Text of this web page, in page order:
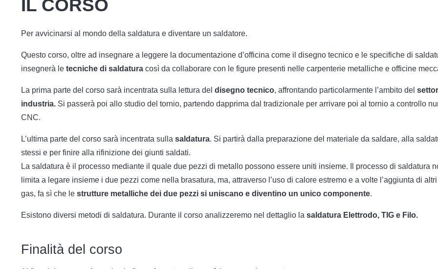
IL CORSO
Per avvicinarsi al mondo della saldatura e diventare un saldatore.
Questo corso, oltre ad insegnare a leggere la documentazione d’officina come il disegno tecnico e le specifiche di
insegnerà le tecniche di saldatura così da collaborare con le figure presenti nelle carpenterie metalliche e officine
La prima parte del corso sarà incentrata sulla lettura del disegno tecnico, affrontando particolarmente l’ambito del
industria. Si passerà poi allo studio del tornio, partendo dapprima dal tradizionale per arrivare poi al tornio a controllo
CNC.
L’ultima parte del corso sarà incentrata sulla saldatura. Si partirà dalla preparazione del materiale da saldare, alla
stessi e per finire alla rifinizione dei giunti saldati.
La saldatura è il processo mediante il quale due pezzi di metallo possono essere uniti insieme. Il processo di saldatura
limita a legare insieme i due pezzi come nella brasatura, ma, attraverso l’uso di calore estremo e a volte l’aggiunta di
gas, fa sì che le strutture metalliche dei due pezzi si uniscano e diventino un unico componente.
Esistono diversi metodi di saldatura. Durante il corso analizzeremo nel dettaglio la saldatura Elettrodo, TIG e Filo.
Finalità del corso